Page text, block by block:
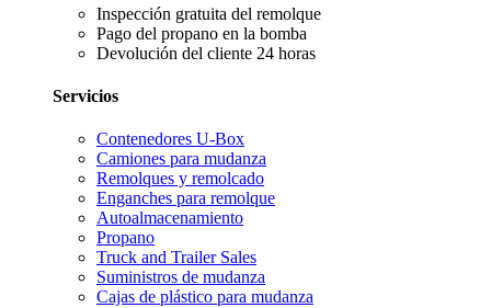
Inspección gratuita del remolque
Pago del propano en la bomba
Devolución del cliente 24 horas
Servicios
Contenedores U-Box
Camiones para mudanza
Remolques y remolcado
Enganches para remolque
Autoalmacenamiento
Propano
Truck and Trailer Sales
Suministros de mudanza
Cajas de plástico para mudanza